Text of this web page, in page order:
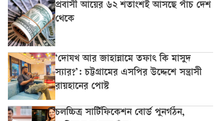
প্রবাসী আয়ের ৬২ শতাংশই আসছে পাঁচ দেশ
থেকে
‘দোযখ আর জাহান্নামে তফাৎ কি মাসুদ
স্যার?’: চট্টগ্রামের এসপির উদ্দেশে সন্ত্রাসী
রায়হানের পোস্ট
চলচ্চিত্র সার্টিফিকেশন বোর্ড পুনর্গঠন,